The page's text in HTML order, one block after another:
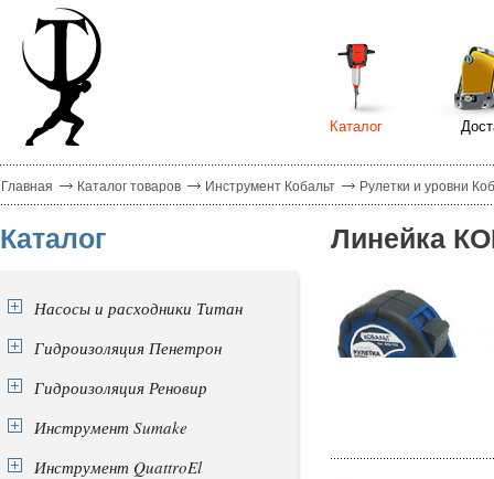
Каталог
Главная Каталог товаров Инструмент Кобальт Рулетки и уровни
Каталог
Насосы и расходники Титан
Гидроизоляция Пенетрон
Гидроизоляция Реновир
Инструмент Sumake
Инструмент QuattroEl
Линейка